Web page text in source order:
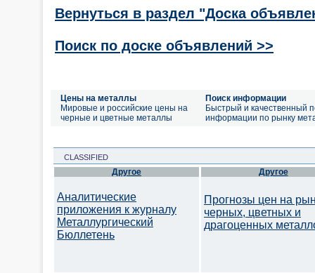
Вернуться в раздел "Доска
Поиск по доске объявлений >>
Цены на металлы
Мировые и российские цены на
черные и цветные металлы
Поиск информации
Быстрый и качественный
информации по рынку
CLASSIFIED
Другое
Аналитические
приложения к журналу
Металлургический
Бюллетень
Другое
Прогнозы цен на
черных, цветных и
драгоценных